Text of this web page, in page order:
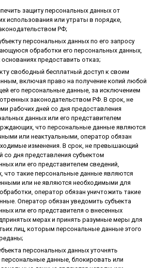
защиту персональных данных от
использования или утраты в порядке,
РФ;
персональных данных по его запросу
обработки его персональных данных,
предоставить отказ;
свободный бесплатный доступ к своим
включая право на получение копий любой
его персональные данные, за исключением
законодательством РФ. В срок, не
рабочих дней со дня предоставления
данных или его представителем
что персональные данные являются
или неактуальными, оператор обязан
изменения. В срок, не превышающий
со дня представления субъектом
или его представителем сведений,
такие персональные данные являются
или не являются необходимыми для
оператор обязан уничтожить такие
Оператор обязан уведомить субъекта
или его представителя о внесенных
мерах и принять разумные меры для
лиц, которым персональные данные этого
персональных данных уточнять
данные, блокировать или